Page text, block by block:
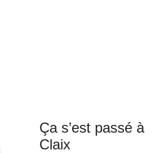
Ça s’est passé à
Claix